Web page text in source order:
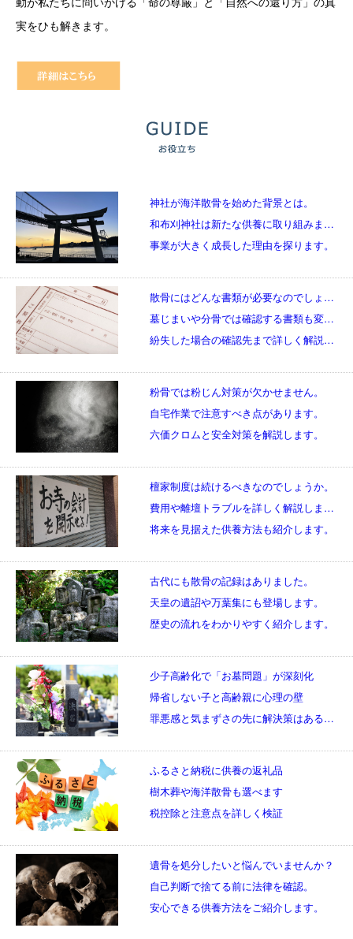
実をひも解きます。
神社が海洋散骨を始めた背景とは。
和布刈神社は新たな供養に取り組みました。
事業が大きく成長した理由を探ります。
散骨にはどんな書類が必要なのでしょうか。
墓じまいや分骨では確認する書類も変わります。
紛失した場合の確認先まで詳しく解説します。
粉骨では粉じん対策が欠かせません。
自宅作業で注意すべき点があります。
六価クロムと安全対策を解説します。
檀家制度は続けるべきなのでしょうか。
費用や離壇トラブルを詳しく解説します。
将来を見据えた供養方法も紹介します。
古代にも散骨の記録はありました。
天皇の遺詔や万葉集にも登場します。
歴史の流れをわかりやすく紹介します。
少子高齢化で「お墓問題」が深刻化
帰省しない子と高齢親に心理の壁
罪悪感と気まずさの先に解決策はあるのか
ふるさと納税に供養の返礼品
樹木葬や海洋散骨も選べます
税控除と注意点を詳しく検証
遺骨を処分したいと悩んでいませんか？
自己判断で捨てる前に法律を確認。
安心できる供養方法をご紹介します。